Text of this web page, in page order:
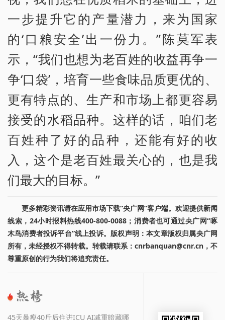
一步提升它的产量潜力，来为国家
的‘口粮安全’出一份力。”陈莫军表
示，“我们也想为老百姓的收益再争一
争‘口袋’，培育一些食味品质更优的、
更有特点的、生产和市场上都更容易
接受的水稻品种。这样的话，咱们老
百姓种了好的品种，还能有好的收
入，这个是老百姓最关心的，也是我
们最大的目标。”
更多精彩资讯请在应用市场下载“央广网”客户端。欢迎提供新闻
线索，24小时报料热线400-800-0088；消费者也可通过央广网“啄
木鸟消费者投诉平台”线上投诉。版权声明：本文章版权归属央广网
所有，未经授权不得转载。转载请联系：cnrbanquan@cnr.cn，不
尊重原创的行为我们将追究责任。
45天暴瘦40斤后住进ICU AI减重暗藏哪